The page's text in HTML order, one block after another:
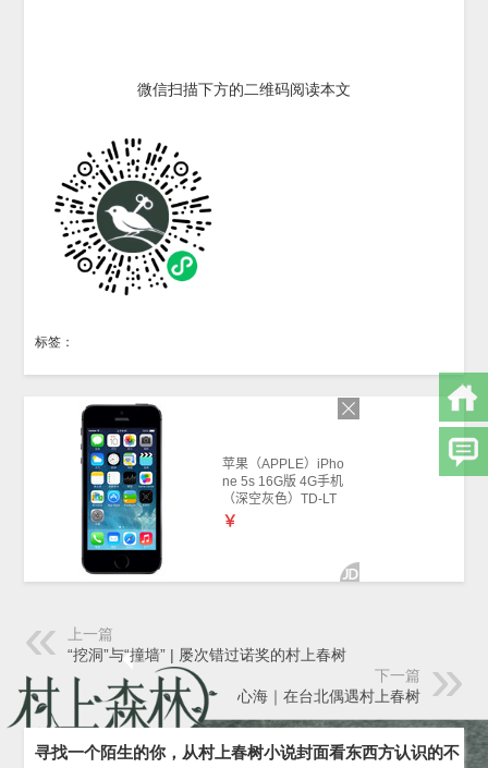
微信扫描下方的二维码阅读本文
标签：
上一篇
“挖洞”与“撞墙” | 屡次错过诺奖的村上春树
下一篇
心海｜在台北偶遇村上春树
寻找一个陌生的你，从村上春树小说封面看东西方认识的不